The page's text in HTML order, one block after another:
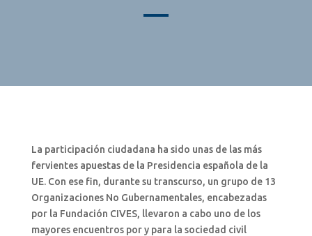
La participación ciudadana ha sido unas de las más
fervientes apuestas de la Presidencia española de la
UE. Con ese fin, durante su transcurso, un grupo de 13
Organizaciones No Gubernamentales, encabezadas
por la Fundación CIVES, llevaron a cabo uno de los
mayores encuentros por y para la sociedad civil